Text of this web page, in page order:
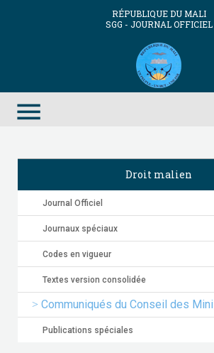
RÉPUBLIQUE DU MALI
SGG - JOURNAL OFFICIEL
menu
Droit malien
Journal Officiel
Journaux spéciaux
Codes en vigueur
Textes version consolidée
Communiqués du Conseil des
Publications spéciales